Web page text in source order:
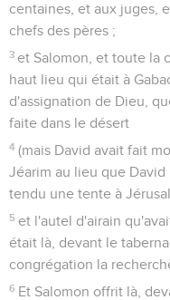
centaines, et aux juges,
chefs des pères ;
3 et Salomon, et toute la
haut lieu qui était à
d'assignation de Dieu,
faite dans le désert
4 (mais David avait fait
Jéarim au lieu que
tendu une tente à
5 et l'autel d'airain
était là, devant le
congrégation la
6 Et Salomon offrit là,